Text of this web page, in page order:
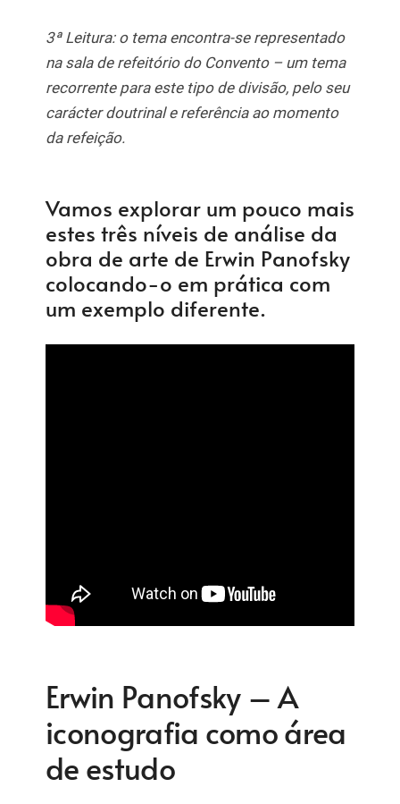
3ª Leitura: o tema encontra-se representado
na sala de refeitório do Convento – um tema
recorrente para este tipo de divisão, pelo seu
carácter doutrinal e referência ao momento
da refeição.
Vamos explorar um pouco mais
estes três níveis de análise da
obra de arte de Erwin Panofsky
colocando-o em prática com
um exemplo diferente.
Erwin Panofsky – A
iconografia como área
de estudo